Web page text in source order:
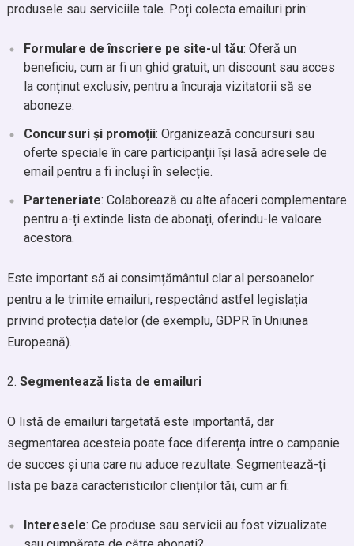
produsele sau serviciile tale. Poți colecta emailuri prin:
Formulare de înscriere pe site-ul tău: Oferă un
beneficiu, cum ar fi un ghid gratuit, un discount sau acces
la conținut exclusiv, pentru a încuraja vizitatorii să se
aboneze.
Concursuri și promoții: Organizează concursuri sau
oferte speciale în care participanții își lasă adresele de
email pentru a fi incluși în selecție.
Parteneriate: Colaborează cu alte afaceri complementare
pentru a-ți extinde lista de abonați, oferindu-le valoare
acestora.
Este important să ai consimțământul clar al persoanelor
pentru a le trimite emailuri, respectând astfel legislația
privind protecția datelor (de exemplu, GDPR în Uniunea
Europeană).
Segmentează lista de emailuri
O listă de emailuri targetată este importantă, dar
segmentarea acesteia poate face diferența între o campanie
de succes și una care nu aduce rezultate. Segmentează-ți
lista pe baza caracteristicilor clienților tăi, cum ar fi:
Interesele: Ce produse sau servicii au fost vizualizate